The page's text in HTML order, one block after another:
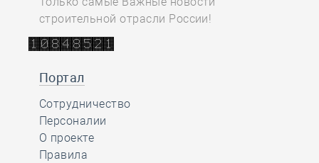
строительной отрасли России!
Портал
Сотрудничество
Персоналии
О проекте
Правила